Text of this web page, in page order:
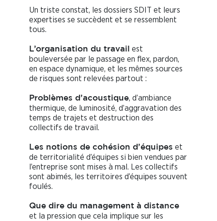
Un triste constat, les dossiers SDIT et leurs
expertises se succèdent et se ressemblent
tous.
L’organisation du travail
est
bouleversée par le passage en flex, pardon,
en espace dynamique, et les mêmes sources
de risques sont relevées partout :
Problèmes d’acoustique, d’ambiance
thermique, de luminosité, d’aggravation des
temps de trajets et destruction des
collectifs de travail.
Les notions de cohésion d’équipes et
de territorialité d’équipes si bien vendues par
l’entreprise sont mises à mal. Les collectifs
sont abimés, les territoires d’équipes souvent
foulés.
Que dire du management à distance
et la pression que cela implique sur les